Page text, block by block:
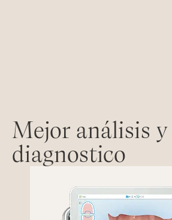
Mejor análisis y
diagnostico